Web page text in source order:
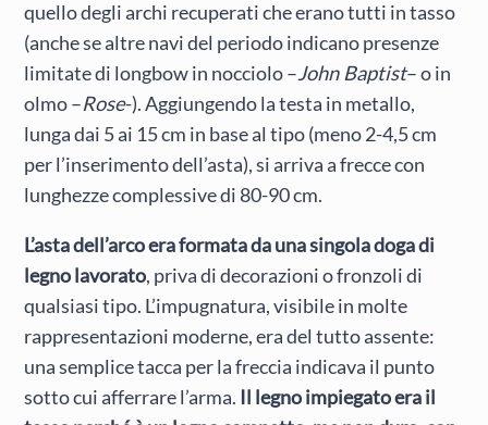
quello degli archi recuperati che erano tutti in tasso
(anche se altre navi del periodo indicano presenze
limitate di longbow in nocciolo –John Baptist– o in
olmo –Rose-). Aggiungendo la testa in metallo,
lunga dai 5 ai 15 cm in base al tipo (meno 2-4,5 cm
per l’inserimento dell’asta), si arriva a frecce con
lunghezze complessive di 80-90 cm.
L’asta dell’arco era formata da una singola doga di
legno lavorato, priva di decorazioni o fronzoli di
qualsiasi tipo. L’impugnatura, visibile in molte
rappresentazioni moderne, era del tutto assente:
una semplice tacca per la freccia indicava il punto
sotto cui afferrare l’arma. Il legno impiegato era il